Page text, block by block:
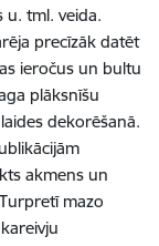
u. tml. veida.
precīzāk datēt
ieročus un bultu
plāksnīšu
dekorēšanā.
akmens un
mazo